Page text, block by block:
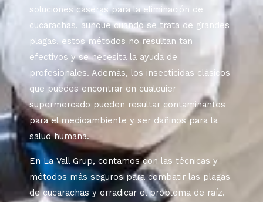
soluciones caseras para la eliminación de
cucarachas, aunque cuando se trata de grandes
plagas, estos métodos no resultan tan
efectivos y se necesita la ayuda de
profesionales. Además, los insecticidas clásicos
que puedes encontrar en cualquier
supermercado pueden resultar contaminantes
para el medioambiente y ser dañinos para la
salud humana.
En La Vall Grup, contamos con las técnicas y
métodos más seguros para combatir las plagas
de cucarachas y erradicar el problema de raíz.